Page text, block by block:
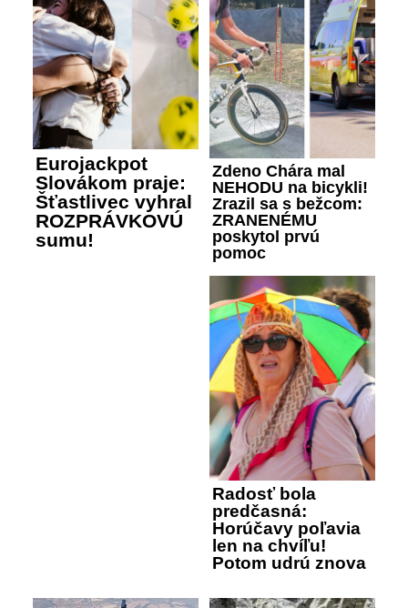
Eurojackpot
Slovákom praje:
Šťastlivec vyhral
ROZPRÁVKOVÚ
sumu!
Zdeno Chára mal
NEHODU na bicykli!
Zrazil sa s bežcom:
ZRANENÉMU
poskytol prvú
pomoc
Radosť bola
predčasná:
Horúčavy poľavia
len na chvíľu!
Potom udrú znova